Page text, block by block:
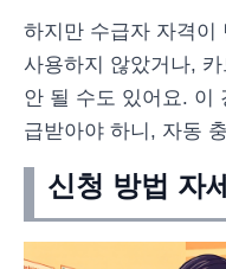
하지만 수급자 자격이
사용하지 않았거나,
안 될 수도 있어요. 이
급받아야 하니, 자동
신청 방법 자